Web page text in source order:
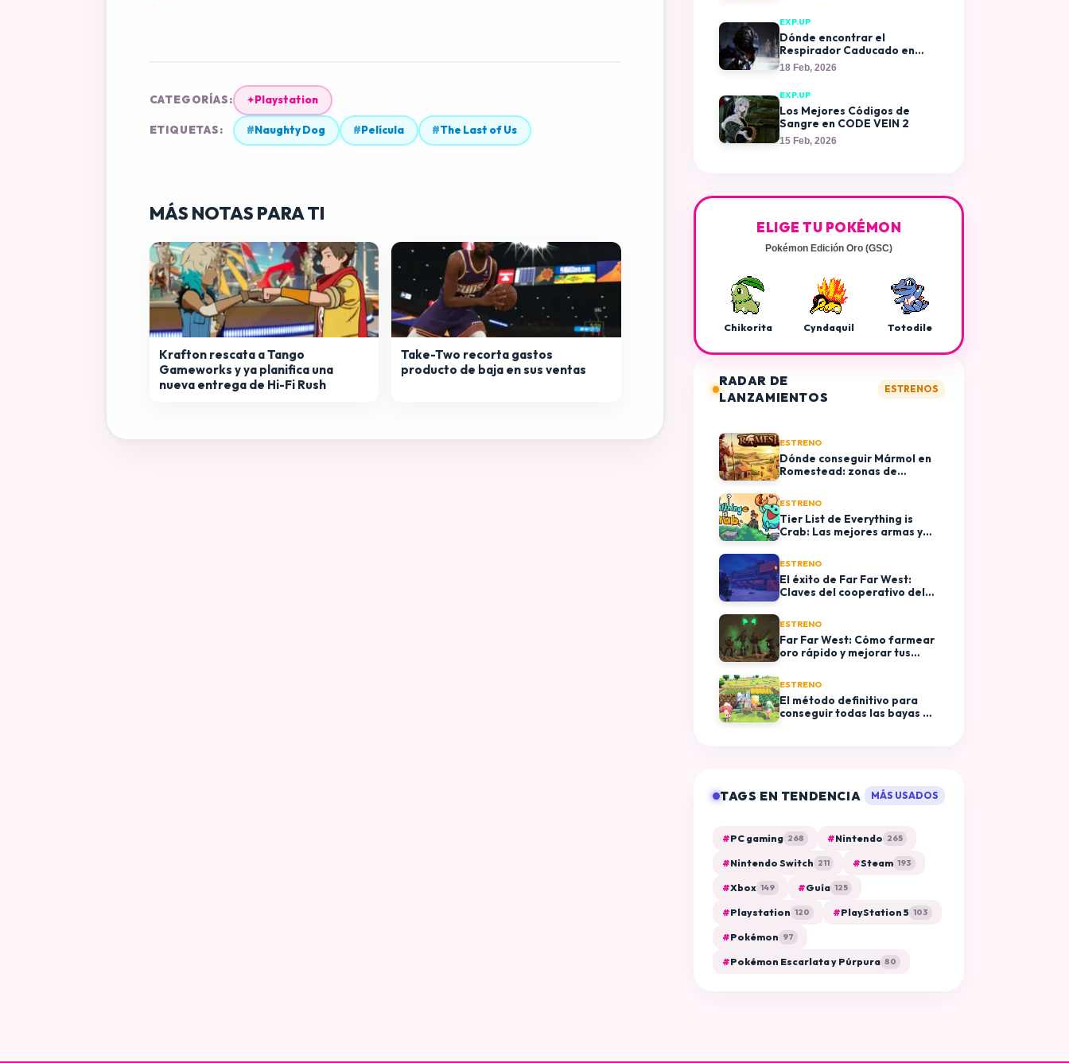
CATEGORÍAS: ✦Playstation
ETIQUETAS: #Naughty Dog #Película #The Last of Us
MÁS NOTAS PARA TI
Krafton rescata a Tango
Gameworks y ya planifica una
nueva entrega de Hi-Fi Rush
Take-Two recorta gastos
producto de baja en sus ventas
EXP.UP
Dónde encontrar el
Respirador Caducado en
ARC Raiders
18 Feb, 2026
EXP.UP
Los Mejores Códigos de
Sangre en CODE VEIN 2
15 Feb, 2026
ELIGE TU POKÉMON
Pokémon Edición Oro (GSC)
Chikorita Cyndaquil Totodile
RADAR DE
LANZAMIENTOS
ESTRENOS
ESTRENO
Dónde conseguir Mármol en
Romestead: zonas de
ESTRENO
Tier List de Everything is
Crab: Las mejores armas y
ESTRENO
El éxito de Far Far West:
Claves del cooperativo del
ESTRENO
Far Far West: Cómo farmear
oro rápido y mejorar tus
ESTRENO
El método definitivo para
conseguir todas las bayas en
TAGS EN TENDENCIA MÁS USADOS
#PC gaming 268 #Nintendo 265
#Nintendo Switch 211 #Steam 193
#Xbox 149 #Guía 125
#Playstation 120 #PlayStation 5 103
#Pokémon 97
#Pokémon Escarlata y Púrpura 80